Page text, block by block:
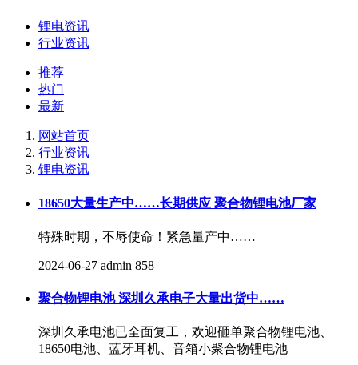
锂电资讯
行业资讯
推荐
热门
最新
网站首页
行业资讯
锂电资讯
18650大量生产中……长期供应 聚合物锂电池厂家
特殊时期，不辱使命！紧急量产中……
2024-06-27 admin 858
聚合物锂电池 深圳久承电子大量出货中……
深圳久承电池已全面复工，欢迎砸单聚合物锂电池、
18650电池、蓝牙耳机、音箱小聚合物锂电池